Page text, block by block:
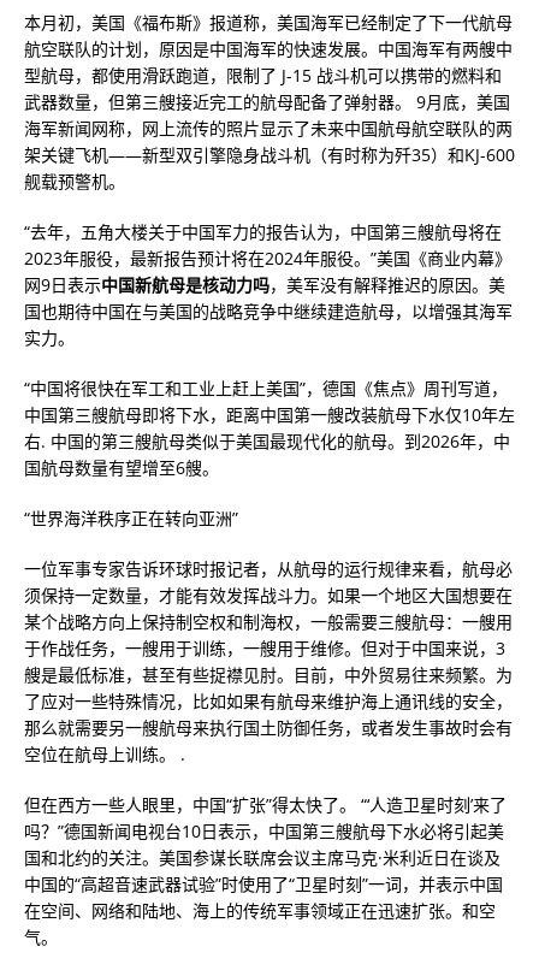
本月初，美国《福布斯》报道称，美国海军已经制定了下一代航母
航空联队的计划，原因是中国海军的快速发展。中国海军有两艘中
型航母，都使用滑跃跑道，限制了 J-15 战斗机可以携带的燃料和
武器数量，但第三艘接近完工的航母配备了弹射器。 9月底，美国
海军新闻网称，网上流传的照片显示了未来中国航母航空联队的两
架关键飞机——新型双引擎隐身战斗机（有时称为歼35）和KJ-600
舰载预警机。
“去年，五角大楼关于中国军力的报告认为，中国第三艘航母将在
2023年服役，最新报告预计将在2024年服役。”美国《商业内幕》
网9日表示中国新航母是核动力吗，美军没有解释推迟的原因。美
国也期待中国在与美国的战略竞争中继续建造航母，以增强其海军
实力。
“中国将很快在军工和工业上赶上美国”，德国《焦点》周刊写道，
中国第三艘航母即将下水，距离中国第一艘改装航母下水仅10年左
右. 中国的第三艘航母类似于美国最现代化的航母。到2026年，中
国航母数量有望增至6艘。
“世界海洋秩序正在转向亚洲”
一位军事专家告诉环球时报记者，从航母的运行规律来看，航母必
须保持一定数量，才能有效发挥战斗力。如果一个地区大国想要在
某个战略方向上保持制空权和制海权，一般需要三艘航母：一艘用
于作战任务，一艘用于训练，一艘用于维修。但对于中国来说，3
艘是最低标准，甚至有些捉襟见肘。目前，中外贸易往来频繁。为
了应对一些特殊情况，比如如果有航母来维护海上通讯线的安全，
那么就需要另一艘航母来执行国土防御任务，或者发生事故时会有
空位在航母上训练。 .
但在西方一些人眼里，中国“扩张”得太快了。 “‘人造卫星时刻’来了
吗？”德国新闻电视台10日表示，中国第三艘航母下水必将引起美
国和北约的关注。美国参谋长联席会议主席马克·米利近日在谈及
中国的“高超音速武器试验”时使用了“卫星时刻”一词，并表示中国
在空间、网络和陆地、海上的传统军事领域正在迅速扩张。和空
气。